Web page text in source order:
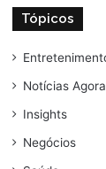
Tópicos
Notícias Agora
Insights
Negócios